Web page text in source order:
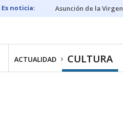
Asunción de la Virgen
ACTUALIDAD CULTURA